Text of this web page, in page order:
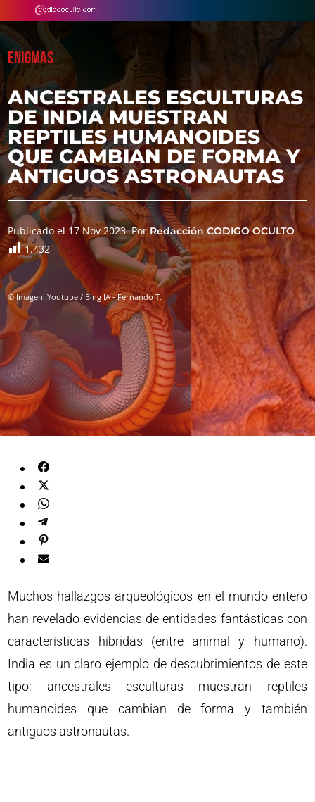
ENIGMAS
ANCESTRALES ESCULTURAS
DE INDIA MUESTRAN
REPTILES HUMANOIDES
QUE CAMBIAN DE FORMA Y
ANTIGUOS ASTRONAUTAS
Publicado el 17 Nov 2023 PorRedacción CODIGO OCULTO
1.432
© Imagen: Youtube / Bing IA - Fernando T.
Muchos hallazgos arqueológicos en el mundo entero
han revelado evidencias de entidades fantásticas con
características híbridas (entre animal y humano).
India es un claro ejemplo de descubrimientos de este
tipo: ancestrales esculturas muestran reptiles
humanoides que cambian de forma y también
antiguos astronautas.